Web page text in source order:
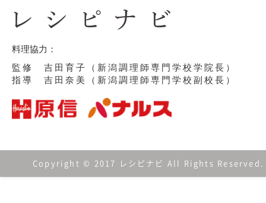
料理協力：
監修 吉田育子（新潟調理師専門学校学院長）
指導 吉田奈美（新潟調理師専門学校副校長）
Copyright © 2017 レシピナビ All Rights Reserved.